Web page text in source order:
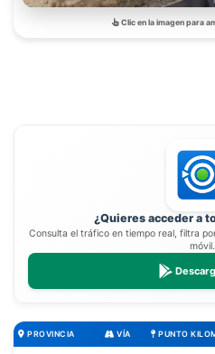
Clic en la imagen para
¿Quieres acceder a
Consulta el tráfico en tiempo real, filtra
móvil.
PROVINCIA VÍA PUNTO